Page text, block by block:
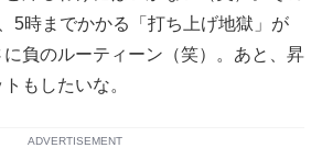
5時までかかる「打ち上げ地獄」が
負のルーティーン（笑）。あと、昇
もしたいな。
ADVERTISEMENT